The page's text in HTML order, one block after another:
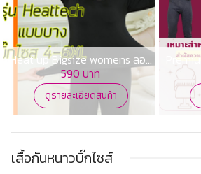
Heat up Bigsize womens ลอง
จอนฮีทเทคกันหนาว
590 บาท
ดูรายละเอียดสินค้า
Premium
ห
เสื้อกันหนาวบิ๊กไซส์